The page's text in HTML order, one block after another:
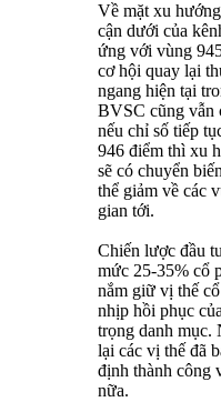
Về mặt xu
cận dưới của
ứng với vùng
cơ hội quay lại
ngang hiện tại
BVSC cũng vẫn
nếu chỉ số tiếp
946 điểm thì xu
sẽ có chuyển
thể giảm về các
gian tới.
Chiến lược đầu
mức 25-35% cổ
nắm giữ vị thế
nhịp hồi phục
trọng danh mục.
lại các vị thế đã
định thành công
nữa.